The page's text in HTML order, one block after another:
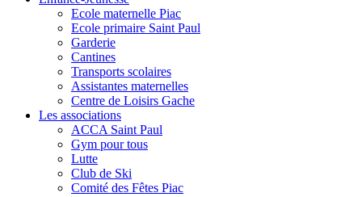
Ecole maternelle Piac
Ecole primaire Saint Paul
Garderie
Cantines
Transports scolaires
Assistantes maternelles
Centre de Loisirs Gache
Les associations
ACCA Saint Paul
Gym pour tous
Lutte
Club de Ski
Comité des Fêtes Piac